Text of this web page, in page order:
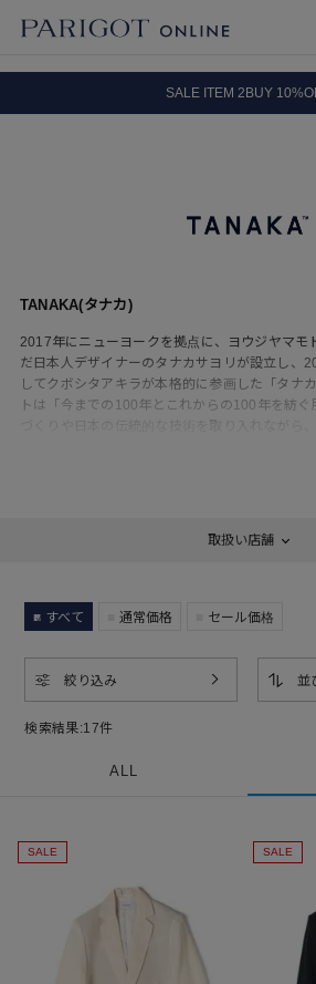
SALE ITEM 2BUY
TANAKA(タナカ)
2017年にニューヨークを拠点に、ヨウジヤマモ
だ日本人デザイナーのタナカサヨリが設立し、
してクボシタアキラが本格的に参画した「タナ
トは「今までの100年とこれからの100年を紡ぐ
受賞。 ニューヨークの「バーグドルフ・グッド
取扱い店舗
すべて 通常価格 セール価格
検索結果:17件
絞り込み 並
ALL
SALE SALE